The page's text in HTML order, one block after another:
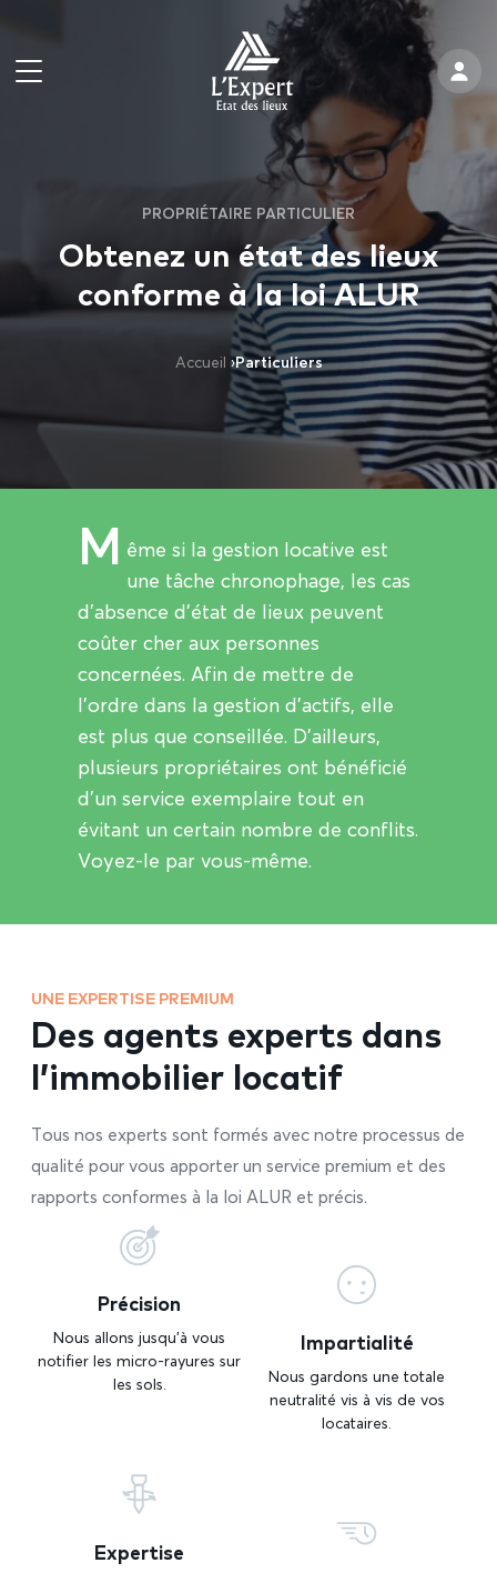
PROPRIÉTAIRE PARTICULIER
Obtenez un état des lieux
conforme à la loi ALUR
Accueil ›Particuliers
M ême si la gestion locative est
une tâche chronophage, les cas
d’absence d’état de lieux peuvent
coûter cher aux personnes
concernées. Afin de mettre de
l’ordre dans la gestion d’actifs, elle
est plus que conseillée. D’ailleurs,
plusieurs propriétaires ont bénéficié
d’un service exemplaire tout en
évitant un certain nombre de conflits.
Voyez-le par vous-même.
UNE EXPERTISE PREMIUM
Des agents experts dans
l’immobilier locatif
Tous nos experts sont formés avec notre processus de
qualité pour vous apporter un service premium et des
rapports conformes à la loi ALUR et précis.
Précision
Nous allons jusqu’à vous
notifier les micro-rayures sur
les sols.
Impartialité
Nous gardons une totale
neutralité vis à vis de vos
locataires.
Expertise